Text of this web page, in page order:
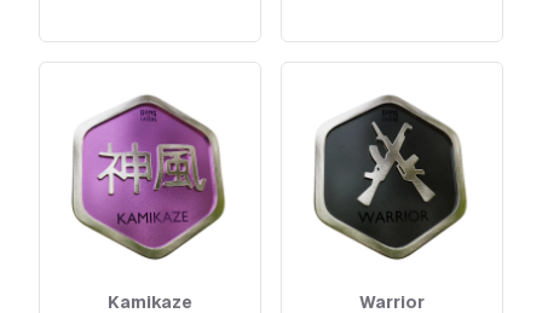
Kamikaze Warrior